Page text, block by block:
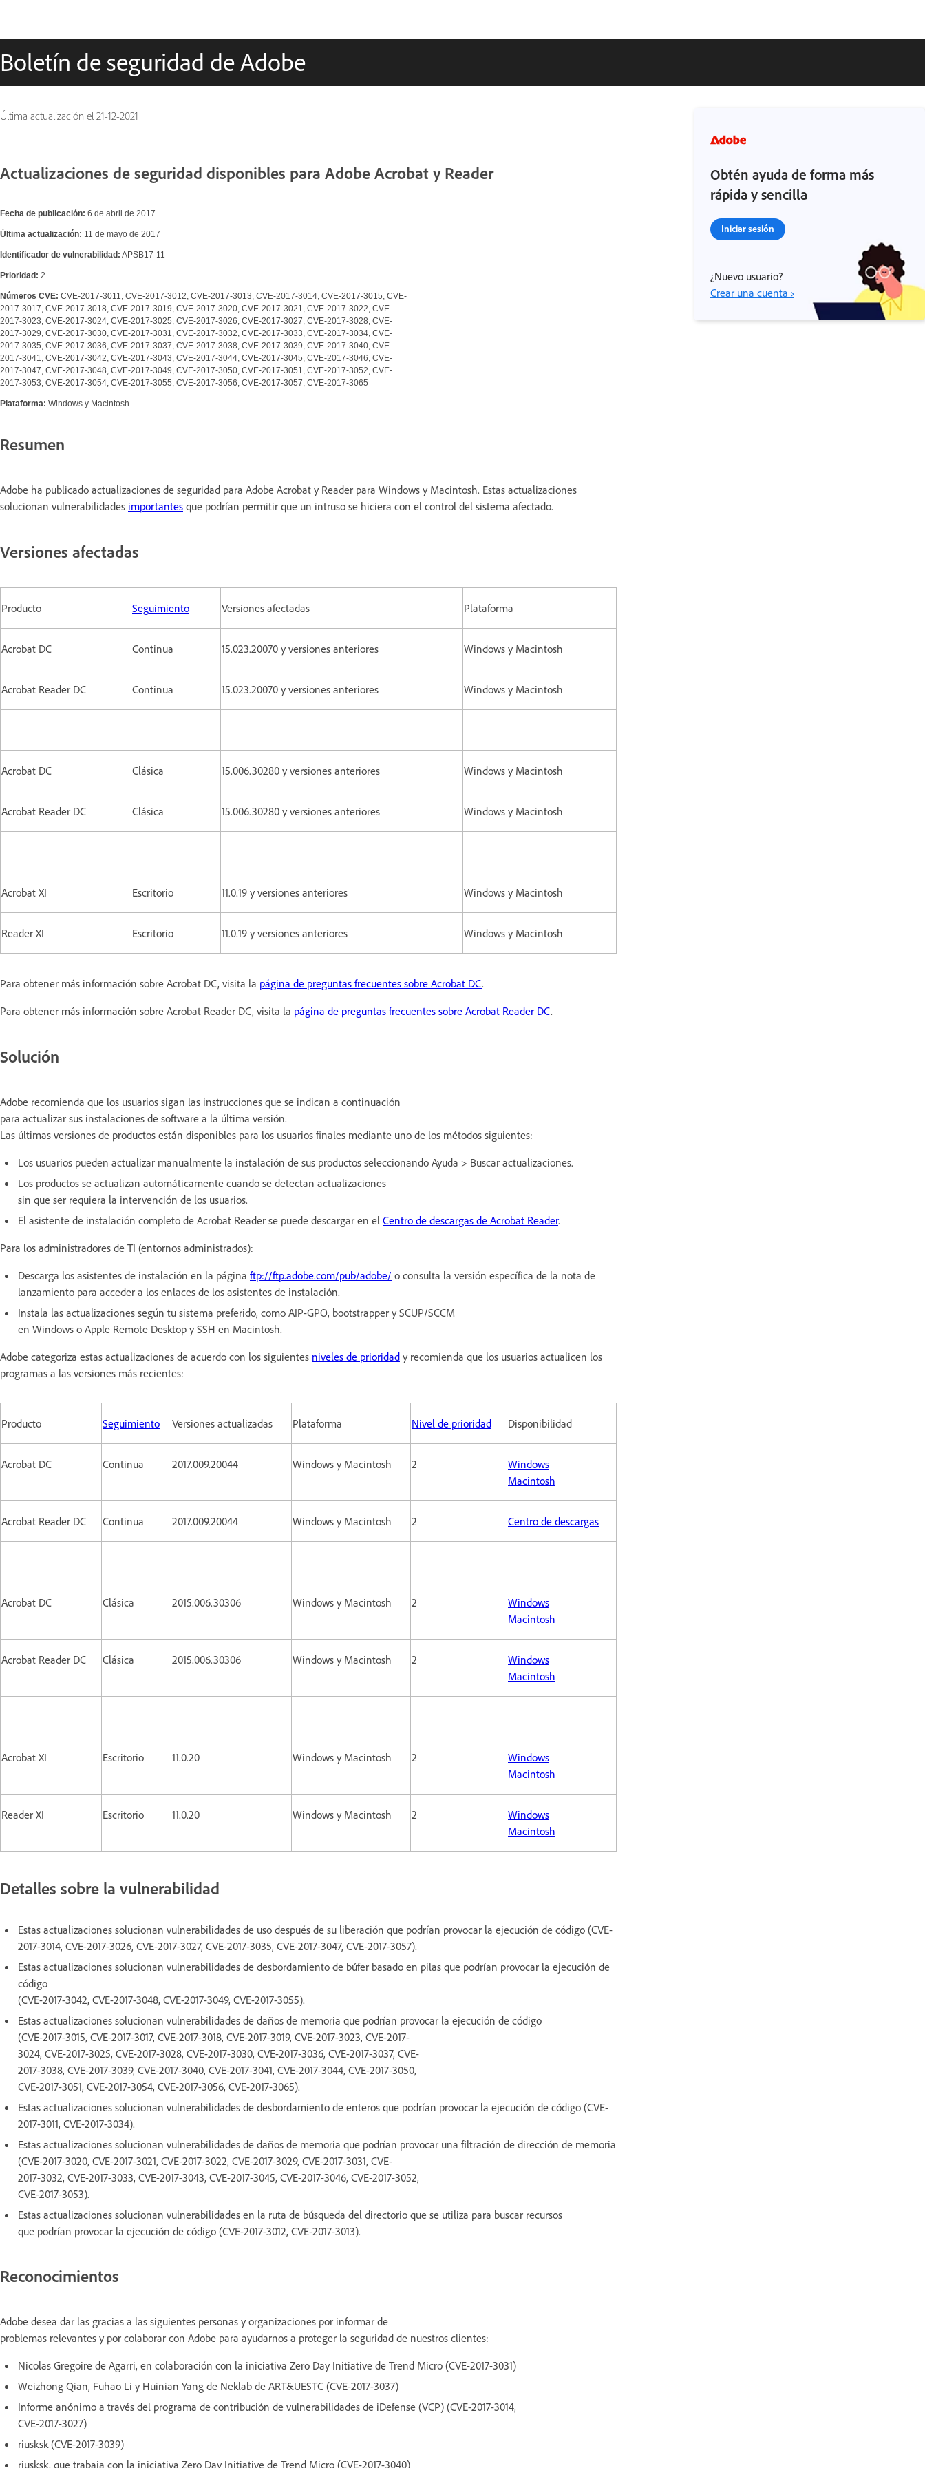
Boletín de seguridad de Adobe
Última actualización el 21-12-2021
Actualizaciones de seguridad disponibles para Adobe Acrobat y Reader
Fecha de publicación: 6 de abril de 2017
Última actualización: 11 de mayo de 2017
Identificador de vulnerabilidad: APSB17-11
Prioridad: 2
Números CVE: CVE-2017-3011, CVE-2017-3012, CVE-2017-3013, CVE-2017-3014, CVE-2017-3015, CVE-
2017-3017, CVE-2017-3018, CVE-2017-3019, CVE-2017-3020, CVE-2017-3021, CVE-2017-3022, CVE-
2017-3023, CVE-2017-3024, CVE-2017-3025, CVE-2017-3026, CVE-2017-3027, CVE-2017-3028, CVE-
2017-3029, CVE-2017-3030, CVE-2017-3031, CVE-2017-3032, CVE-2017-3033, CVE-2017-3034, CVE-
2017-3035, CVE-2017-3036, CVE-2017-3037, CVE-2017-3038, CVE-2017-3039, CVE-2017-3040, CVE-
2017-3041, CVE-2017-3042, CVE-2017-3043, CVE-2017-3044, CVE-2017-3045, CVE-2017-3046, CVE-
2017-3047, CVE-2017-3048, CVE-2017-3049, CVE-2017-3050, CVE-2017-3051, CVE-2017-3052, CVE-
2017-3053, CVE-2017-3054, CVE-2017-3055, CVE-2017-3056, CVE-2017-3057, CVE-2017-3065
Plataforma: Windows y Macintosh
Resumen
Adobe ha publicado actualizaciones de seguridad para Adobe Acrobat y Reader para Windows y Macintosh. Estas actualizaciones
solucionan vulnerabilidades importantes que podrían permitir que un intruso se hiciera con el control del sistema afectado.
Versiones afectadas
Producto Seguimiento Versiones afectadas Plataforma
Acrobat DC Continua 15.023.20070 y versiones anteriores Windows y Macintosh
Acrobat Reader DC Continua 15.023.20070 y versiones anteriores Windows y Macintosh
Acrobat DC Clásica 15.006.30280 y versiones anteriores Windows y Macintosh
Acrobat Reader DC Clásica 15.006.30280 y versiones anteriores Windows y Macintosh
Acrobat XI Escritorio 11.0.19 y versiones anteriores Windows y Macintosh
Reader XI Escritorio 11.0.19 y versiones anteriores Windows y Macintosh
Para obtener más información sobre Acrobat DC, visita la página de preguntas frecuentes sobre Acrobat DC.
Para obtener más información sobre Acrobat Reader DC, visita la página de preguntas frecuentes sobre Acrobat Reader DC.
Solución
Adobe recomienda que los usuarios sigan las instrucciones que se indican a continuación
para actualizar sus instalaciones de software a la última versión.
Las últimas versiones de productos están disponibles para los usuarios finales mediante uno de los métodos siguientes:
Los usuarios pueden actualizar manualmente la instalación de sus productos seleccionando Ayuda > Buscar actualizaciones.
Los productos se actualizan automáticamente cuando se detectan actualizaciones
sin que ser requiera la intervención de los usuarios.
El asistente de instalación completo de Acrobat Reader se puede descargar en el Centro de descargas de Acrobat Reader.
Para los administradores de TI (entornos administrados):
Descarga los asistentes de instalación en la página ftp://ftp.adobe.com/pub/adobe/ o consulta la versión específica de la nota de
lanzamiento para acceder a los enlaces de los asistentes de instalación.
Instala las actualizaciones según tu sistema preferido, como AIP-GPO, bootstrapper y SCUP/SCCM
en Windows o Apple Remote Desktop y SSH en Macintosh.
Adobe categoriza estas actualizaciones de acuerdo con los siguientes niveles de prioridad y recomienda que los usuarios actualicen los
programas a las versiones más recientes:
Producto Seguimiento Versiones actualizadas Plataforma Nivel de prioridad Disponibilidad
Acrobat DC Continua 2017.009.20044 Windows y Macintosh 2
Windows
Macintosh
Acrobat Reader DC Continua 2017.009.20044 Windows y Macintosh 2 Centro de descargas
Acrobat DC Clásica 2015.006.30306 Windows y Macintosh 2
Windows
Macintosh
Acrobat Reader DC Clásica 2015.006.30306 Windows y Macintosh 2
Windows
Macintosh
Acrobat XI Escritorio 11.0.20 Windows y Macintosh 2
Windows
Macintosh
Reader XI Escritorio 11.0.20 Windows y Macintosh 2
Windows
Macintosh
Detalles sobre la vulnerabilidad
Estas actualizaciones solucionan vulnerabilidades de uso después de su liberación que podrían provocar la ejecución de código (CVE-
2017-3014, CVE-2017-3026, CVE-2017-3027, CVE-2017-3035, CVE-2017-3047, CVE-2017-3057).
Estas actualizaciones solucionan vulnerabilidades de desbordamiento de búfer basado en pilas que podrían provocar la ejecución de
código
(CVE-2017-3042, CVE-2017-3048, CVE-2017-3049, CVE-2017-3055).
Estas actualizaciones solucionan vulnerabilidades de daños de memoria que podrían provocar la ejecución de código
(CVE-2017-3015, CVE-2017-3017, CVE-2017-3018, CVE-2017-3019, CVE-2017-3023, CVE-2017-
3024, CVE-2017-3025, CVE-2017-3028, CVE-2017-3030, CVE-2017-3036, CVE-2017-3037, CVE-
2017-3038, CVE-2017-3039, CVE-2017-3040, CVE-2017-3041, CVE-2017-3044, CVE-2017-3050,
CVE-2017-3051, CVE-2017-3054, CVE-2017-3056, CVE-2017-3065).
Estas actualizaciones solucionan vulnerabilidades de desbordamiento de enteros que podrían provocar la ejecución de código (CVE-
2017-3011, CVE-2017-3034).
Estas actualizaciones solucionan vulnerabilidades de daños de memoria que podrían provocar una filtración de dirección de memoria
(CVE-2017-3020, CVE-2017-3021, CVE-2017-3022, CVE-2017-3029, CVE-2017-3031, CVE-
2017-3032, CVE-2017-3033, CVE-2017-3043, CVE-2017-3045, CVE-2017-3046, CVE-2017-3052,
CVE-2017-3053).
Estas actualizaciones solucionan vulnerabilidades en la ruta de búsqueda del directorio que se utiliza para buscar recursos
que podrían provocar la ejecución de código (CVE-2017-3012, CVE-2017-3013).
Reconocimientos
Adobe desea dar las gracias a las siguientes personas y organizaciones por informar de
problemas relevantes y por colaborar con Adobe para ayudarnos a proteger la seguridad de nuestros clientes:
Nicolas Gregoire de Agarri, en colaboración con la iniciativa Zero Day Initiative de Trend Micro (CVE-2017-3031)
Weizhong Qian, Fuhao Li y Huinian Yang de Neklab de ART&UESTC (CVE-2017-3037)
Informe anónimo a través del programa de contribución de vulnerabilidades de iDefense (VCP) (CVE-2017-3014,
CVE-2017-3027)
riusksk (CVE-2017-3039)
riusksk, que trabaja con la iniciativa Zero Day Initiative de Trend Micro (CVE-2017-3040)
Obtén ayuda de forma más
rápida y sencilla
Iniciar sesión
¿Nuevo usuario?
Crear una cuenta ›